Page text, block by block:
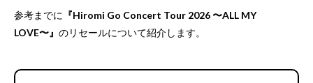
参考までに 『Hiromi Go Concert Tour 2026 〜ALL MY
LOVE〜』 のリセールについて紹介します。